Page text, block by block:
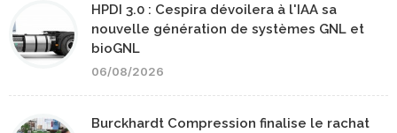
HPDI 3.0 : Cespira dévoilera à l'IAA sa
nouvelle génération de systèmes GNL et
bioGNL
06/08/2026
Burckhardt Compression finalise le rachat